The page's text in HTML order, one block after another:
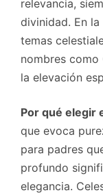
relevancia,
divinidad. En
temas
nombres como
la elevación
Por qué elegir
que evoca
para padres
profundo
elegancia.